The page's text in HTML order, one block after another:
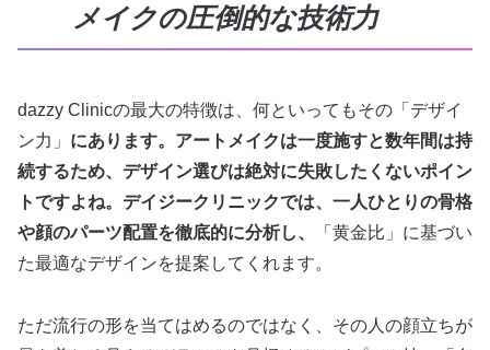
メイクの圧倒的な技術力
dazzy Clinicの最大の特徴は、何といってもその「デザイ
ン力」 にあります。アートメイクは一度施すと数年間は持
続するため、デザイン選びは絶対に失敗したくないポイン
トですよね。デイジークリニックでは、一人ひとりの骨格
や顔のパーツ配置を徹底的に分析し、
「黄金比」に基づい
た最適なデザインを提案してくれます。
ただ流行の形を当てはめるのではなく、その人の顔立ちが